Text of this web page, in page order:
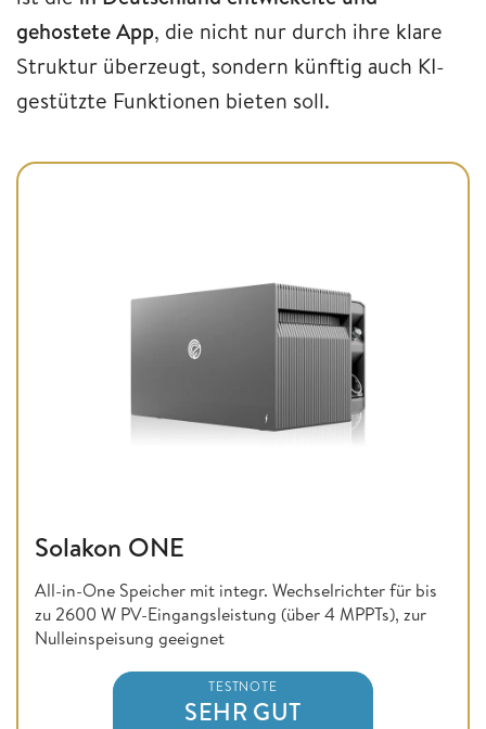
gehostete App, die nicht nur durch ihre klare
Struktur überzeugt, sondern künftig auch KI-
gestützte Funktionen bieten soll.
Solakon ONE
All-in-One Speicher mit integr. Wechselrichter für bis
zu 2600 W PV-Eingangsleistung (über 4 MPPTs), zur
Nulleinspeisung geeignet
TESTNOTE
SEHR GUT